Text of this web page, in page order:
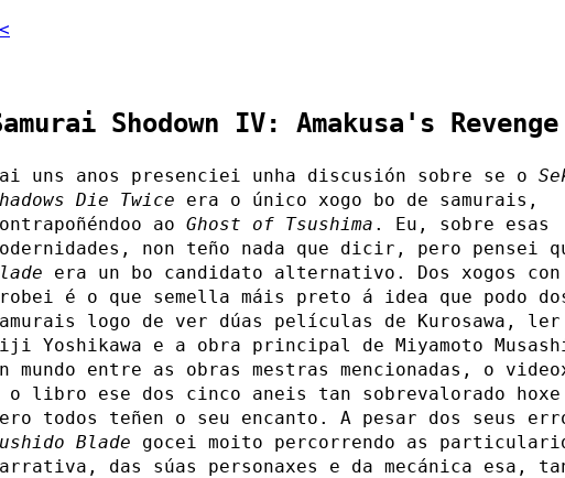
Shodown IV: Amakusa's Revenge
uns anos presenciei unha discusión sobre se o
Die Twice era o único xogo bo de samurais,
ao Ghost of Tsushima . Eu, sobre esas
non teño nada que dicir, pero pensei
era un bo candidato alternativo. Dos xogos con
é o que semella máis preto á idea que podo
logo de ver dúas películas de Kurosawa,
Yoshikawa e a obra principal de Miyamoto
mundo entre as obras mestras mencionadas, o
o libro ese dos cinco aneis tan sobrevalorado
todos teñen o seu encanto. A pesar dos seus
Blade gocei moito percorrendo as
das súas personaxes e da mecánica esa,